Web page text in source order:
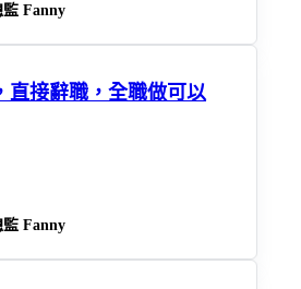
Fanny
直接辭職，全職做可以
Fanny